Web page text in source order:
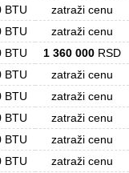
BTU
zatraži cenu
BTU
zatraži cenu
BTU 1 360 000 RSD
BTU
zatraži cenu
BTU
zatraži cenu
BTU
zatraži cenu
BTU
zatraži cenu
BTU
zatraži cenu